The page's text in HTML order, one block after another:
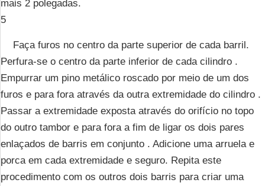
mais 2 polegadas.
5
Faça furos no centro da parte superior de cada barril.
Perfura-se o centro da parte inferior de cada cilindro .
Empurrar um pino metálico roscado por meio de um dos
furos e para fora através da outra extremidade do cilindro .
Passar a extremidade exposta através do orifício no topo
do outro tambor e para fora a fim de ligar os dois pares
enlaçados de barris em conjunto . Adicione uma arruela e
porca em cada extremidade e seguro. Repita este
procedimento com os outros dois barris para criar uma